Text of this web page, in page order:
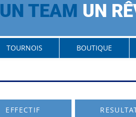
UN TEAM UN
TOURNOIS BOUTIQUE
EFFECTIF